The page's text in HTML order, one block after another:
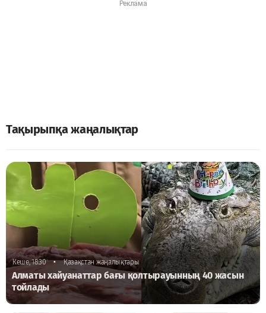
Тақырыпқа жаңалықтар
Кеше, 18:30 • Қазақстан жаңалықтары
Алматы хайуанаттар бағы қолтырауынның 40 жасын
тойлады